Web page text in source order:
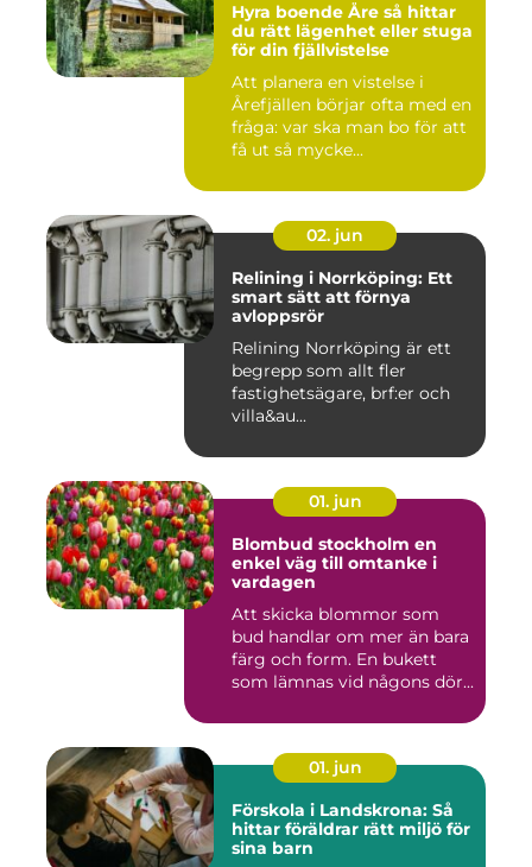
Hyra boende Åre så hittar
du rätt lägenhet eller stuga
för din fjällvistelse
Att planera en vistelse i
Årefjällen börjar ofta med en
fråga: var ska man bo för att
få ut så mycke...
02. jun
Relining i Norrköping: Ett
smart sätt att förnya
avloppsrör
Relining Norrköping är ett
begrepp som allt fler
fastighetsägare, brf:er och
villa&au...
01. jun
Blombud stockholm en
enkel väg till omtanke i
vardagen
Att skicka blommor som
bud handlar om mer än bara
färg och form. En bukett
som lämnas vid någons dör...
01. jun
Förskola i Landskrona: Så
hittar föräldrar rätt miljö för
sina barn